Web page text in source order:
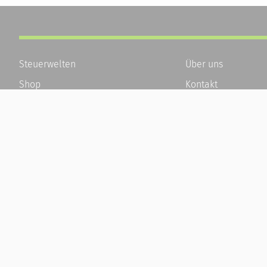
Steuerwelten
Shop
Über uns
Kontakt